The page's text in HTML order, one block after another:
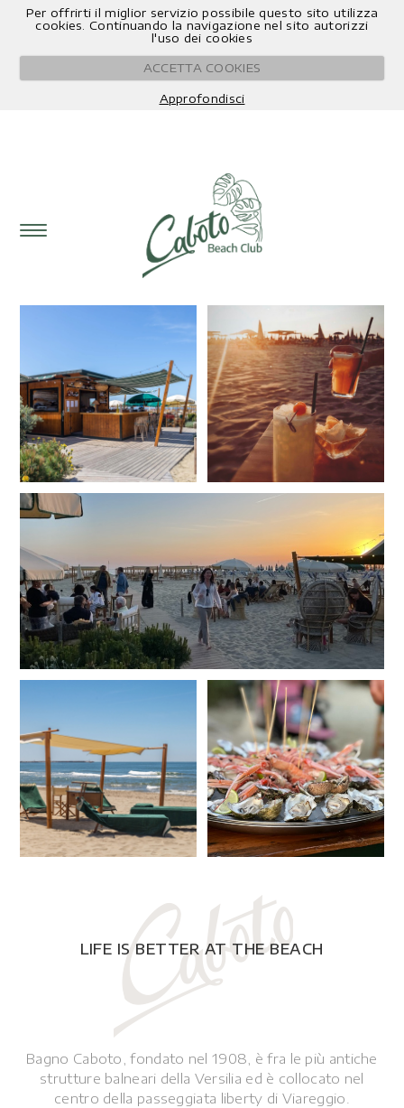
Per offrirti il miglior servizio possibile questo sito utilizza
cookies. Continuando la navigazione nel sito autorizzi
l'uso dei cookies
ACCETTA COOKIES
Approfondisci
Book Now 0
LIFE IS BETTER AT THE BEACH
Bagno Caboto, fondato nel 1908, è fra le più antiche
strutture balneari della Versilia ed è collocato nel
centro della passeggiata liberty di Viareggio.